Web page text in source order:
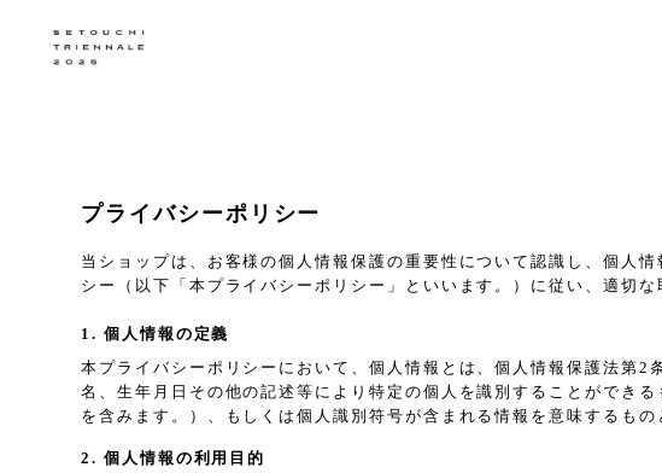
プライバシーポリシー
当ショップは、お客様の個人情報保護の重要性について認識し、個人
シー（以下「本プライバシーポリシー」といいます。）に従い、適切な
1. 個人情報の定義
本プライバシーポリシーにおいて、個人情報とは、個人情報保護法第
名、生年月日その他の記述等により特定の個人を識別することができ
を含みます。）、もしくは個人識別符号が含まれる情報を意味するもの
2. 個人情報の利用目的